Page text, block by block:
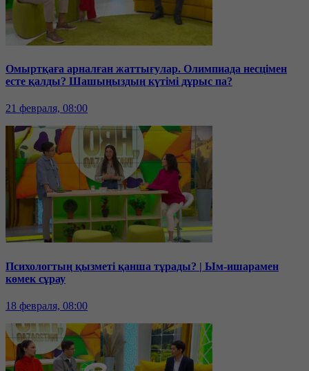
Омыртқаға арналған жаттығулар. Олимпиада несцімен
есте қалды? Шашыңыздың күтімі дұрыс па?
21 февраля, 08:00
Психологтың қызметі қанша тұрады? | Ым-ишарамен
көмек сұрау
18 февраля, 08:00